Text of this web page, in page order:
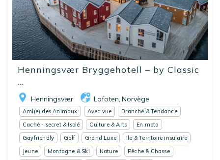
Henningsvær Bryggehotell – by Classic
...
Henningsvær Lofoten, Norvège
Ami(e) des Animaux Avec vue
Branché & Tendance
Caché - secret & Isolé
Culture & Arts
En moto
Gayfriendly
Golf Grand Luxe
Ile & Territoire insulaire
Jeune
Montagne & Ski Nature
Pêche & Chasse